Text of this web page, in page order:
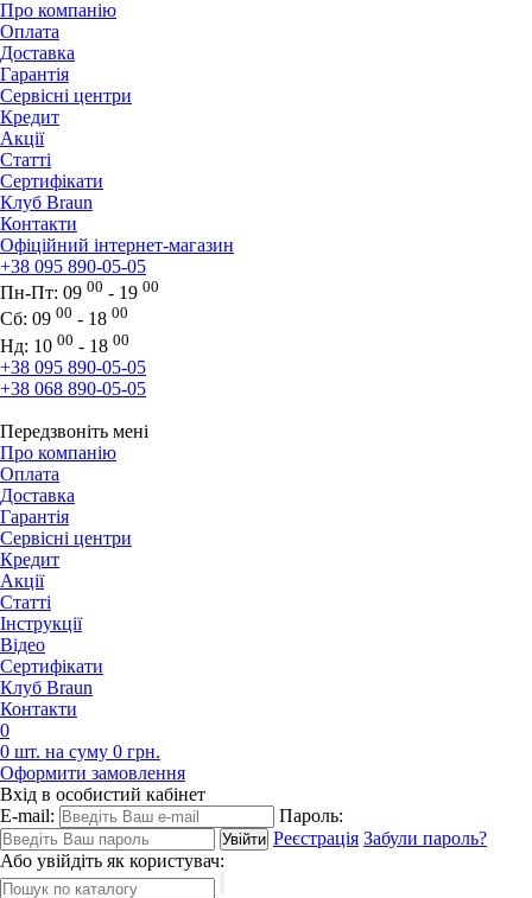
Про компанію
Оплата
Доставка
Гарантія
Сервісні центри
Кредит
Акції
Статті
Сертифікати
Клуб Braun
Контакти
Офіційний інтернет-магазин
+38 095 890-05-05
Пн-Пт: 09 00 - 19 00
Сб: 09 00 - 18 00
Нд: 10 00 - 18 00
+38 095 890-05-05
+38 068 890-05-05
Передзвоніть мені
Про компанію
Оплата
Доставка
Гарантія
Сервісні центри
Кредит
Акції
Статті
Iнструкції
Відео
Сертифікати
Клуб Braun
Контакти
0
0 шт. на суму 0 грн.
Оформити замовлення
Вхід в особистий кабінет
E-mail:
Пароль:
Реєстрація Забули пароль?
Або увійдіть як користувач: